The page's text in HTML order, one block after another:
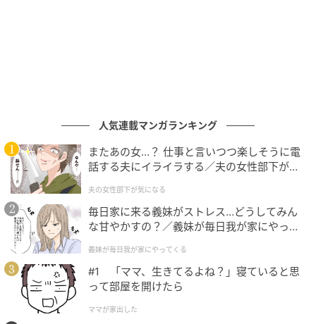
人気連載マンガランキング
またあの女…？ 仕事と言いつつ楽しそうに電
話する夫にイライラする／夫の女性部下が気
夫の女性部下が気になる
毎日家に来る義妹がストレス…どうしてみん
な甘やかすの？／義妹が毎日我が家にやって
が】
義妹が毎日我が家にやってくる
#1 「ママ、生きてるよね？」寝ていると思
って部屋を開けたら
ママが家出した